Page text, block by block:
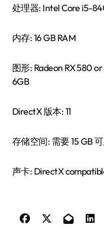
处理器: Intel Core i5-
内存: 16 GB RAM
图形: Radeon RX 580
6GB
DirectX 版本: 11
存储空间: 需要 15 GB
声卡: DirectX